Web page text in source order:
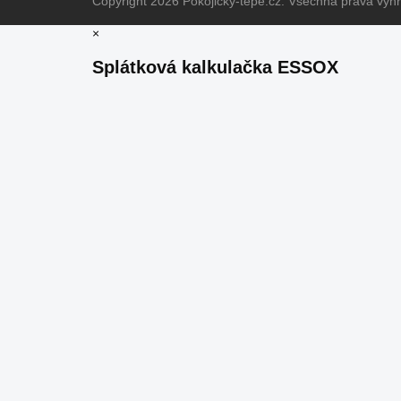
×
Splátková kalkulačka ESSOX